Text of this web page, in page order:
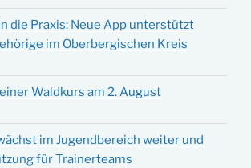
die Praxis: Neue App unterstützt
im Oberbergischen Kreis
Waldkurs am 2. August
im Jugendbereich weiter und
für Trainerteams